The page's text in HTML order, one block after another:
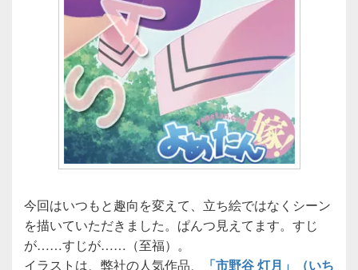
今回はいつもと趣向を変えて、立ち絵ではなくシーン
を描いていただきました。ぱんつ見えてます。すじ
が……すじが……（至福）。
イラストは、弊社の人気作品、
「市野谷 灯月」（いち